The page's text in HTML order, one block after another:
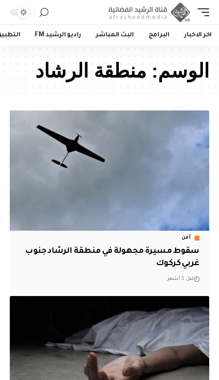
اخر الاخبار البرامج البث المباشر راديو الرشيد FM
الوسم:منطقة الرشاد
أمن
سقوط مسيرة مجهولة في منطقة الرشاد جنوب
غربي كركوك
قبل 5 أشهر